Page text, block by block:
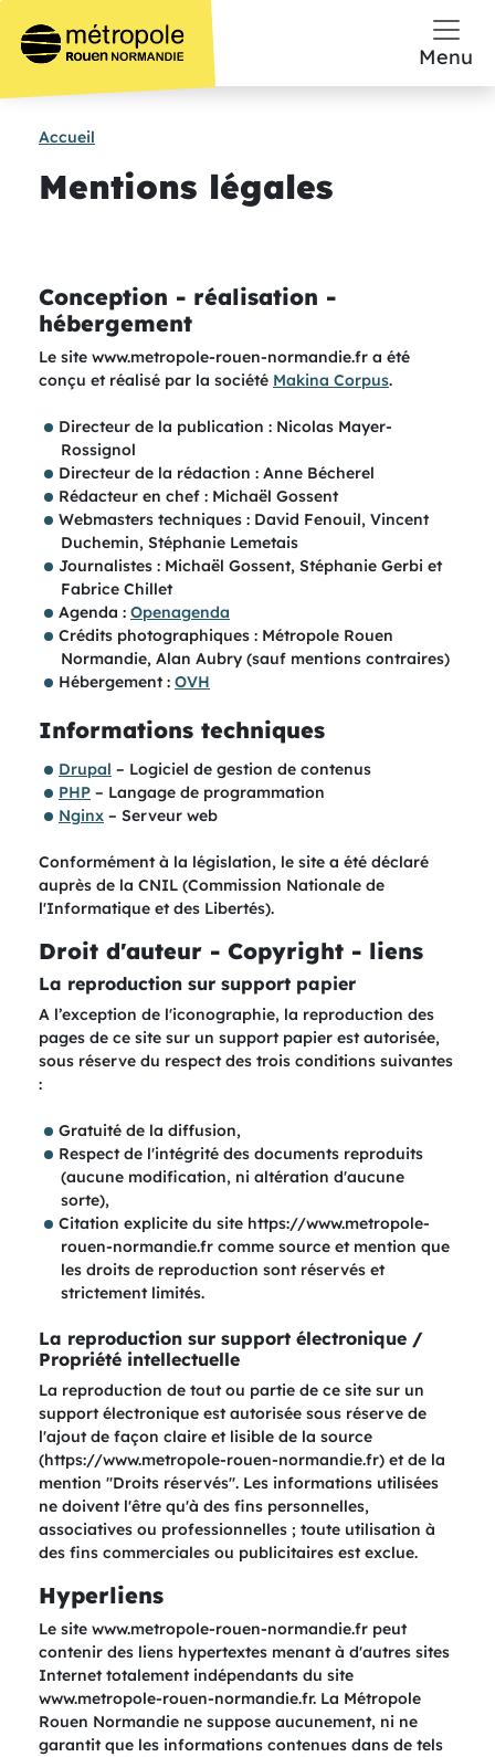
Menu
Accueil
Mentions légales
Conception - réalisation -
hébergement
Le site www.metropole-rouen-normandie.fr a été
conçu et réalisé par la société Makina Corpus.
Directeur de la publication : Nicolas Mayer-
Rossignol
Directeur de la rédaction : Anne Bécherel
Rédacteur en chef : Michaël Gossent
Webmasters techniques : David Fenouil, Vincent
Duchemin, Stéphanie Lemetais
Journalistes : Michaël Gossent, Stéphanie Gerbi et
Fabrice Chillet
Agenda : Openagenda
Crédits photographiques : Métropole Rouen
Normandie, Alan Aubry (sauf mentions contraires)
Hébergement : OVH
Informations techniques
Drupal – Logiciel de gestion de contenus
PHP – Langage de programmation
Nginx – Serveur web
Conformément à la législation, le site a été déclaré
auprès de la CNIL (Commission Nationale de
l'Informatique et des Libertés).
Droit d'auteur - Copyright - liens
La reproduction sur support papier
A l’exception de l'iconographie, la reproduction des
pages de ce site sur un support papier est autorisée,
sous réserve du respect des trois conditions suivantes
:
Gratuité de la diffusion,
Respect de l'intégrité des documents reproduits
(aucune modification, ni altération d'aucune
sorte),
Citation explicite du site https://www.metropole-
rouen-normandie.fr comme source et mention que
les droits de reproduction sont réservés et
strictement limités.
La reproduction sur support électronique /
Propriété intellectuelle
La reproduction de tout ou partie de ce site sur un
support électronique est autorisée sous réserve de
l'ajout de façon claire et lisible de la source
(https://www.metropole-rouen-normandie.fr) et de la
mention "Droits réservés". Les informations utilisées
ne doivent l'être qu'à des fins personnelles,
associatives ou professionnelles ; toute utilisation à
des fins commerciales ou publicitaires est exclue.
Hyperliens
Le site www.metropole-rouen-normandie.fr peut
contenir des liens hypertextes menant à d'autres sites
Internet totalement indépendants du site
www.metropole-rouen-normandie.fr. La Métropole
Rouen Normandie ne suppose aucunement, ni ne
garantit que les informations contenues dans de tels